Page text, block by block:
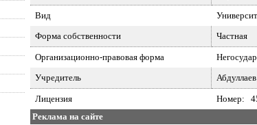
Вид
Форма собственности
Частная
Организационно-правовая форма
Учредитель
Лицензия
Номер:
Реклама на сайте